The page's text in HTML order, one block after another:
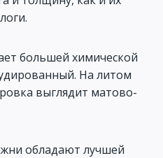
большей химической
На литом
выглядит матово-
обладают лучшей